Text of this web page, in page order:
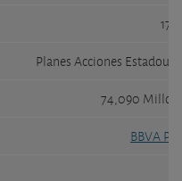
17/
Planes Acciones
74,090
BBVA